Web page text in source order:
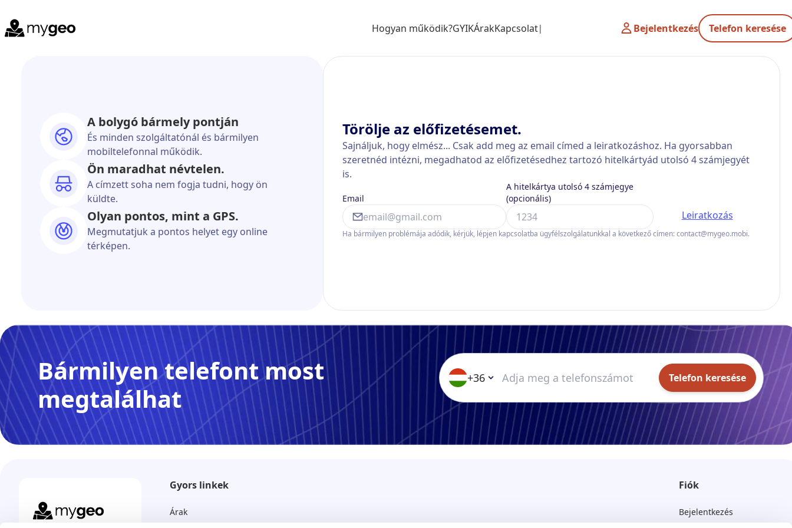
Hogyan működik?GYIKÁrakKapcsolat Bejelentkezés Telefon keresése
A bolygó bármely pontján
És minden szolgáltatónál és bármilyen
mobiltelefonnal működik.
Ön maradhat névtelen.
A címzett soha nem fogja tudni, hogy ön
küldte.
Olyan pontos, mint a GPS.
Megmutatjuk a pontos helyet egy online
térképen.
Törölje az előfizetésemet.
Sajnáljuk, hogy elmész... Csak add meg az email címed a leiratkozáshoz. Ha gyorsabban
szeretnéd intézni, megadhatod az előfizetésedhez tartozó hitelkártyád utolsó 4 számjegyét
is.
Email
A hitelkártya utolsó 4 számjegye
(opcionális)
Leiratkozás
Ha bármilyen problémája adódik, kérjük, lépjen kapcsolatba ügyfélszolgálatunkkal a következő címen: contact@mygeo.mobi.
Bármilyen telefont most
megtalálhat
+36 Telefon keresése
Gyors linkek
Árak
Fiók
Bejelentkezés